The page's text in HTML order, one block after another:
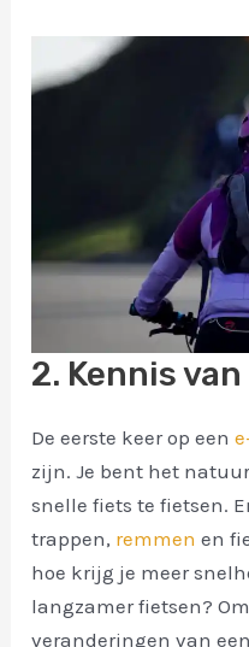
2. Kennis
De eerste keer op een
zijn. Je bent het
snelle fiets te fietsen.
trappen, remmen en
hoe krijg je meer
langzamer fietsen?
veranderingen van